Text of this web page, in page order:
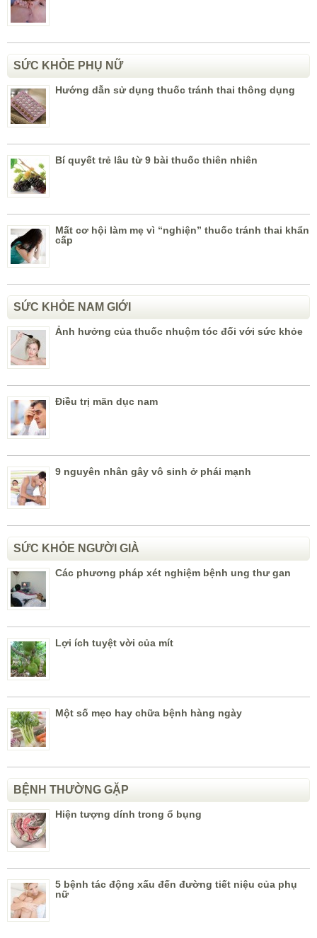
SỨC KHỎE PHỤ NỮ
Hướng dẫn sử dụng thuốc tránh thai thông dụng
Bí quyết trẻ lâu từ 9 bài thuốc thiên nhiên
Mất cơ hội làm mẹ vì “nghiện” thuốc tránh thai khẩn
cấp
SỨC KHỎE NAM GIỚI
Ảnh hưởng của thuốc nhuộm tóc đối với sức khỏe
Điều trị mãn dục nam
9 nguyên nhân gây vô sinh ở phái mạnh
SỨC KHỎE NGƯỜI GIÀ
Các phương pháp xét nghiệm bệnh ung thư gan
Lợi ích tuyệt vời của mít
Một số mẹo hay chữa bệnh hàng ngày
BỆNH THƯỜNG GẶP
Hiện tượng dính trong ổ bụng
5 bệnh tác động xấu đến đường tiết niệu của phụ
nữ